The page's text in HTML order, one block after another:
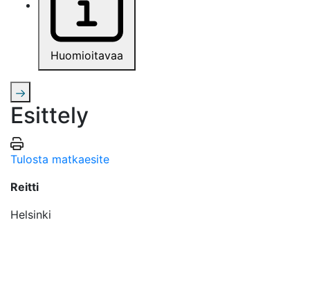
Huomioitavaa
Esittely
Tulosta matkaesite
Reitti
Helsinki